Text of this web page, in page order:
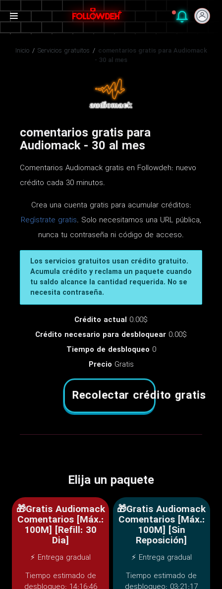
Inicio / Servicios gratuitos / comentarios gratis para Audiomack
- 30 al mes
comentarios gratis para
Audiomack - 30 al mes
Comentarios Audiomack gratis en Followdeh: nuevo
crédito cada 30 minutos.
Crea una cuenta gratis para acumular créditos:
Regístrate gratis. Solo necesitamos una URL pública,
nunca tu contraseña ni código de acceso.
Los servicios gratuitos usan crédito gratuito.
Acumula crédito y reclama un paquete cuando
tu saldo alcance la cantidad requerida. No se
necesita contraseña.
Crédito actual 0.00$
Crédito necesario para desbloquear 0.00$
Tiempo de desbloqueo 0
Precio Gratis
Recolectar crédito gratis
Elija un paquete
🎁Gratis Audiomack
Comentarios [Máx.:
100M] [Refill: 30
Dia]
⚡ Entrega gradual
Tiempo estimado de
🎁Gratis Audiomack
Comentarios [Máx.:
100M] [Sin
Reposición]
⚡ Entrega gradual
Tiempo estimado de